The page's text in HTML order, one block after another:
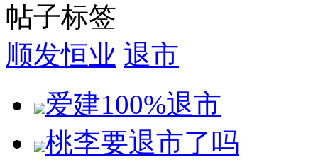
帖子标签
顺发恒业 退市
爱建100%退市
桃李要退市了吗